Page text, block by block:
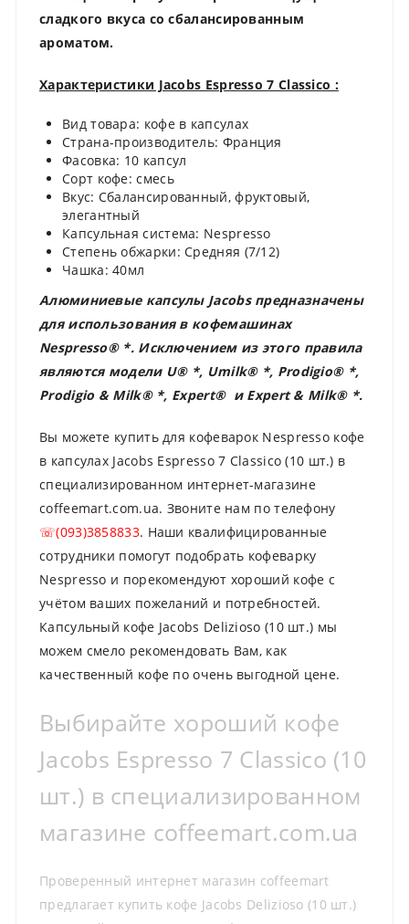
сладкого вкуса со сбалансированным
ароматом.
Характеристики Jacobs Espresso 7 Classico :
Вид товара: кофе в капсулах
Страна-производитель: Франция
Фасовка: 10 капсул
Сорт кофе: смесь
Вкус: Сбалансированный, фруктовый,
элегантный
Капсульная система: Nespresso
Степень обжарки: Средняя (7/12)
Чашка: 40мл
Алюминиевые капсулы Jacobs предназначены
для использования в кофемашинах
Nespresso® *. Исключением из этого правила
являются модели U® *, Umilk® *, Prodigio® *,
Prodigio & Milk® *, Expert® и Expert & Milk® *.
Вы можете купить для кофеварок Nespresso кофе
в капсулах Jacobs Espresso 7 Classico (10 шт.) в
специализированном интернет-магазине
coffeemart.com.ua. Звоните нам по телефону
☏(093)3858833. Наши квалифицированные
сотрудники помогут подобрать кофеварку
Nespresso и порекомендуют хороший кофе с
учётом ваших пожеланий и потребностей.
Капсульный кофе Jacobs Delizioso (10 шт.) мы
можем смело рекомендовать Вам, как
качественный кофе по очень выгодной цене.
Выбирайте хороший кофе
Jacobs Espresso 7 Classico (10
шт.) в специализированном
магазине coffeemart.com.ua
Проверенный интернет магазин coffeemart
предлагает купить кофе Jacobs Delizioso (10 шт.)